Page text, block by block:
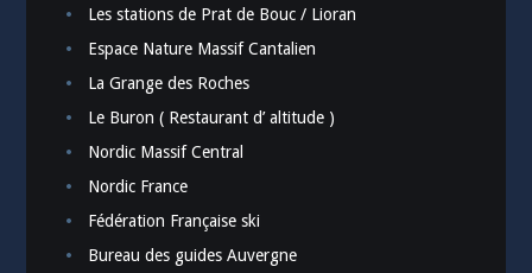
Les stations de Prat de Bouc / Lioran
Espace Nature Massif Cantalien
La Grange des Roches
Le Buron ( Restaurant d’ altitude )
Nordic Massif Central
Nordic France
Fédération Française ski
Bureau des guides Auvergne